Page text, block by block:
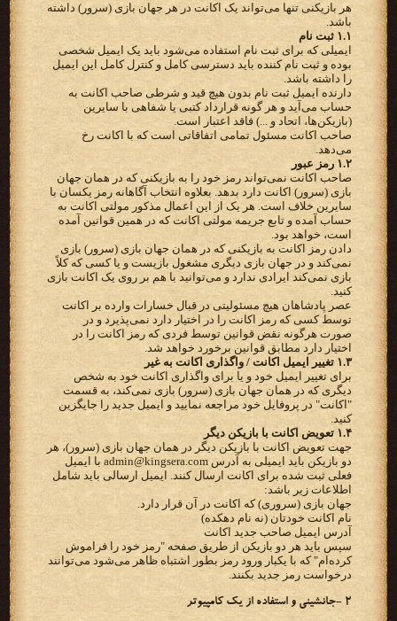
هر بازیکنی تنها می‌تواند یک اکانت در هر جهان بازی (سرور) داشته
باشد.
۱.۱ ثبت نام
ایمیلی که برای ثبت نام استفاده می‌شود باید یک ایمیل شخصی
بوده و ثبت نام کننده باید دسترسی کامل و کنترل کامل این ایمیل
را داشته باشد.
دارنده ایمیل ثبت نام بدون هیچ قید و شرطی صاحب اکانت به
حساب می‌آید و هر گونه قرارداد کتبی یا شفاهی با سایرین
(بازیکن‌ها، اتحاد و ...) فاقد اعتبار است.
صاحب اکانت مسئول تمامی اتفاقاتی است که با اکانت رخ
می‌دهد.
۱.۲ رمز عبور
صاحب اکانت نمی‌تواند رمز خود را به بازیکنی که در همان جهان
بازی (سرور) اکانت دارد بدهد. بعلاوه انتخاب آگاهانه رمز یکسان با
سایرین خلاف است. هر یک از این اعمال مذکور مولتی اکانت به
حساب آمده و تابع جریمه مولتی اکانت که در همین قوانین آمده
است، خواهد بود.
دادن رمز اکانت به بازیکنی که در همان جهان بازی (سرور) بازی
نمی‌کند و در جهان بازی دیگری مشغول بازیست و یا کسی که کلاً
بازی نمی‌کند ایرادی ندارد و می‌توانید با هم بر روی یک اکانت بازی
کنید.
عصر پادشاهان هیچ مسئولیتی در قبال خسارات وارده بر اکانت
توسط کسی که رمز اکانت را در اختیار دارد نمی‌پذیرد و در
صورت هرگونه نقض قوانین توسط فردی که رمز اکانت را در
اختیار دارد مطابق قوانین برخورد خواهد شد.
۱.۳ تغییر ایمیل اکانت / واگذاری اکانت به غیر
برای تغییر ایمیل خود و یا برای واگذاری اکانت خود به شخص
دیگری که در همان جهان بازی (سرور) بازی نمی‌کند، به قسمت
"اکانت" در پروفایل خود مراجعه نمایید و ایمیل جدید را جایگزین
کنید.
۱.۴ تعویض اکانت با بازیکن دیگر
جهت تعویض اکانت با بازیکن دیگر در همان جهان بازی (سرور)، هر
دو بازیکن باید ایمیلی به آدرس admin@kingsera.com با ایمیل
فعلی ثبت شده برای اکانت ارسال کنند. ایمیل ارسالی باید شامل
اطلاعات زیر باشد:
جهان بازی (سروری) که اکانت در آن قرار دارد.
نام اکانت خودتان (نه نام دهکده)
آدرس ایمیل صاحب جدید اکانت
سپس باید هر دو بازیکن از طریق صفحه "رمز خود را فراموش
کرده‌ام" که با یکبار ورود رمز بطور اشتباه ظاهر می‌شود می‌توانند
درخواست رمز جدید بکنند.
۲ -جانشینی و استفاده از یک کامپیوتر